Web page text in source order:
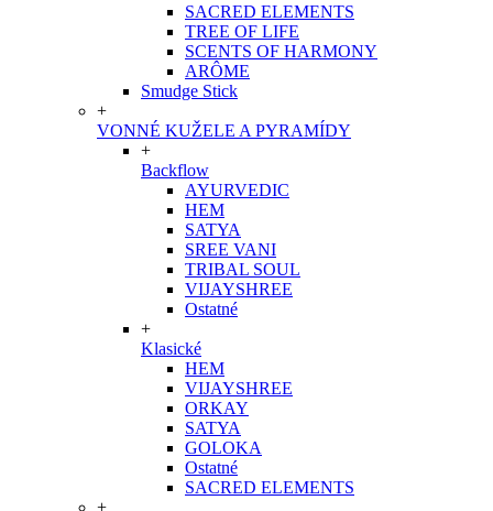
SACRED ELEMENTS
TREE OF LIFE
SCENTS OF HARMONY
ARÔME
Smudge Stick
+
VONNÉ KUŽELE A PYRAMÍDY
+
Backflow
AYURVEDIC
HEM
SATYA
SREE VANI
TRIBAL SOUL
VIJAYSHREE
Ostatné
+
Klasické
HEM
VIJAYSHREE
ORKAY
SATYA
GOLOKA
Ostatné
SACRED ELEMENTS
+